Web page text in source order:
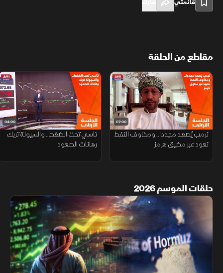
قائمتي
مقاطع من الحلقة
07:00
ترمب يُصعد مجددا.. ومخاوف النفط
تعود عبر مضيق هرمز
04:00
تاسي تحت الضغط.. والسيولة تربك
رهانات الصعود
حلقات الموسم 2026